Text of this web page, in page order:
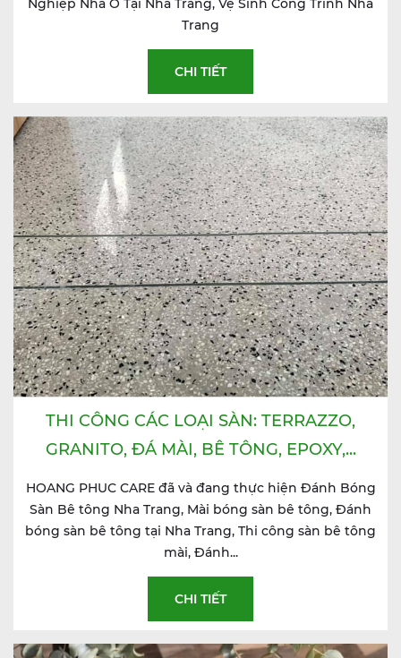
Nghiệp Nhà Ở Tại Nha Trang, Vệ Sinh Công Trình Nha
Trang
CHI TIẾT
THI CÔNG CÁC LOẠI SÀN: TERRAZZO,
GRANITO, ĐÁ MÀI, BÊ TÔNG, EPOXY,...
HOANG PHUC CARE đã và đang thực hiện Đánh Bóng
Sàn Bê tông Nha Trang, Mài bóng sàn bê tông, Đánh
bóng sàn bê tông tại Nha Trang, Thi công sàn bê tông
mài, Đánh...
CHI TIẾT